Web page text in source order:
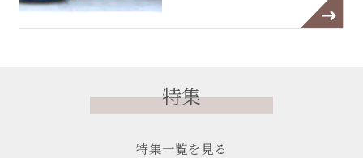
特集
特集一覧を見る